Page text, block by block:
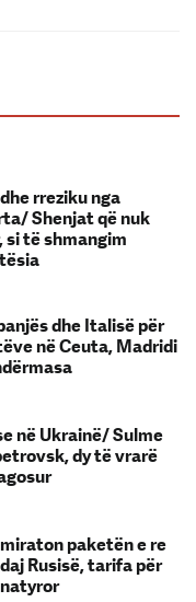
rreziku nga
Shenjat që nuk
si të shmangim
dhe Italisë për
në Ceuta, Madridi
në Ukrainë/ Sulme
dy të vrarë
paketën e re
Rusisë, tarifa për